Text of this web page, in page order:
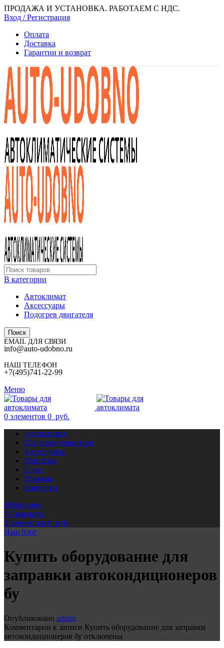
ПРОДАЖА И УСТАНОВКА. РАБОТАЕМ С НДС.
Вход / Регистрация
Оплата
Доставка
Гарантии и возврат
В категории
Автоклимат
Аксессуары
Подогрев двигателя
Поиск
EMAIL ДЛЯ СВЯЗИ
info@auto-udobno.ru
НАШ ТЕЛЕФОН
+7(495)741-22-99
Меню
0 элементов 0 руб.
Автоклимат
Подогрев двигателя
Аксессуары
Наш блог
О нас
Помощь
Контакты
Избранное
0 Сравнить
0 элементов 0 руб.
Наш блог
Купить оборудование для
заправки автокондиционеров
бу
Опубликовано admin
Комментарии к записи Купить оборудование для заправки
автокондиционеров бу отключены